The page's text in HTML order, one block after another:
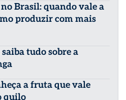
Brasil: quando vale a
produzir com mais
tudo sobre a
a fruta que vale
quilo